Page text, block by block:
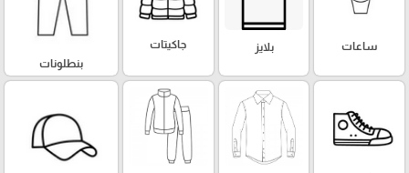
ساعات بلايز
جاكيتات
بنطلونات